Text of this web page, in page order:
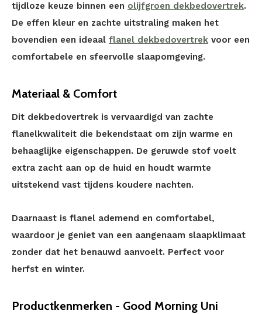
tijdloze keuze binnen een olijfgroen dekbedovertrek.
De effen kleur en zachte uitstraling maken het
bovendien een ideaal flanel dekbedovertrek voor een
comfortabele en sfeervolle slaapomgeving.
Materiaal & Comfort
Dit dekbedovertrek is vervaardigd van zachte
flanelkwaliteit die bekendstaat om zijn warme en
behaaglijke eigenschappen. De geruwde stof voelt
extra zacht aan op de huid en houdt warmte
uitstekend vast tijdens koudere nachten.
Daarnaast is flanel ademend en comfortabel,
waardoor je geniet van een aangenaam slaapklimaat
zonder dat het benauwd aanvoelt. Perfect voor
herfst en winter.
Productkenmerken - Good Morning Uni